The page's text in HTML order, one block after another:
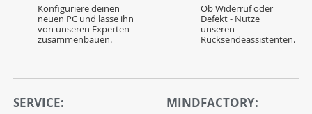
Konfiguriere deinen
neuen PC und lasse ihn
von unseren Experten
zusammenbauen.
Ob Widerruf oder
Defekt - Nutze
unseren
Rücksendeassistenten.
SERVICE: MINDFACTORY: